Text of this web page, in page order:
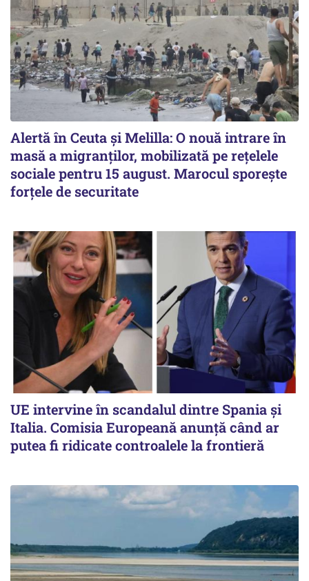
Alertă în Ceuta și Melilla: O nouă intrare în
masă a migranților, mobilizată pe rețelele
sociale pentru 15 august. Marocul sporește
forțele de securitate
UE intervine în scandalul dintre Spania și
Italia. Comisia Europeană anunță când ar
putea fi ridicate controalele la frontieră